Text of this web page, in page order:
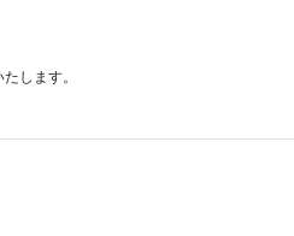
します。